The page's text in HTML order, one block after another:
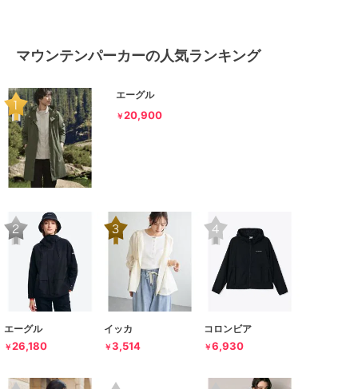
マウンテンパーカーの人気ランキング
エーグル
￥20,900
エーグル
￥26,180
イッカ
￥3,514
コロンビア
￥6,930